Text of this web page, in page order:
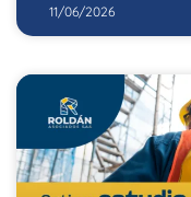
11/06/2026